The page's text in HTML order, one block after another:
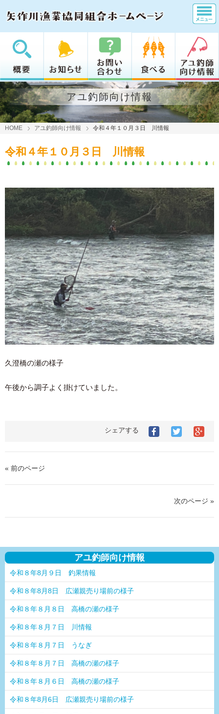
アユ釣師向け情報
HOME アユ釣師向け情報 令和４年１０月３日 川情報
令和４年１０月３日 川情報
久澄橋の瀬の様子
午後から調子よく掛けていました。
シェアする
« 前のページ
次のページ »
アユ釣師向け情報
令和８年8月９日 釣果情報
令和８年8月8日 広瀬親売り場前の様子
令和８年８月８日 高橋の瀬の様子
令和８年８月７日 川情報
令和８年８月７日 うなぎ
令和８年８月７日 高橋の瀬の様子
令和８年８月６日 高橋の瀬の様子
令和８年8月6日 広瀬親売り場前の様子